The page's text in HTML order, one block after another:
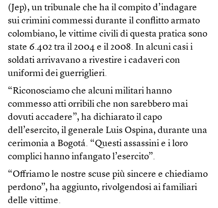
(Jep), un tribunale che ha il compito d’indagare
sui crimini commessi durante il conflitto armato
colombiano, le vittime civili di questa pratica sono
state 6.402 tra il 2004 e il 2008. In alcuni casi i
soldati arrivavano a rivestire i cadaveri con
uniformi dei guerriglieri.
“Riconosciamo che alcuni militari hanno
commesso atti orribili che non sarebbero mai
dovuti accadere”, ha dichiarato il capo
dell’esercito, il generale Luis Ospina, durante una
cerimonia a Bogotá. “Questi assassini e i loro
complici hanno infangato l’esercito”.
“Offriamo le nostre scuse più sincere e chiediamo
perdono”, ha aggiunto, rivolgendosi ai familiari
delle vittime.